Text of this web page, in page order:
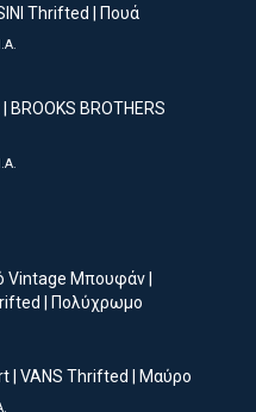
Thrifted | Πουά
BROTHERS
Vintage Μπουφάν |
| Πολύχρωμο
| VANS Thrifted | Μαύρο